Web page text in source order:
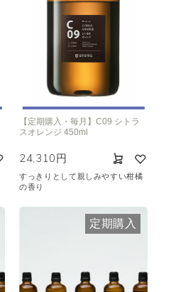
【定期購入・毎月】C09 シトラ
スオレンジ 450ml
24,310円
すっきりとして親しみやすい柑橘
の香り
定期購入